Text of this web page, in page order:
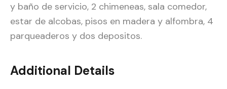
y baño de servicio, 2 chimeneas, sala comedor,
estar de alcobas, pisos en madera y alfombra, 4
parqueaderos y dos depositos.
Additional Details